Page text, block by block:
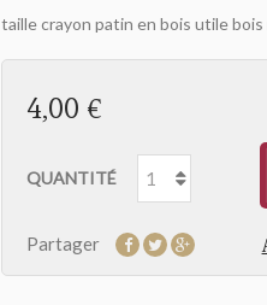
taille crayon patin en bois utile bois
4,00 €
QUANTITÉ
Partager